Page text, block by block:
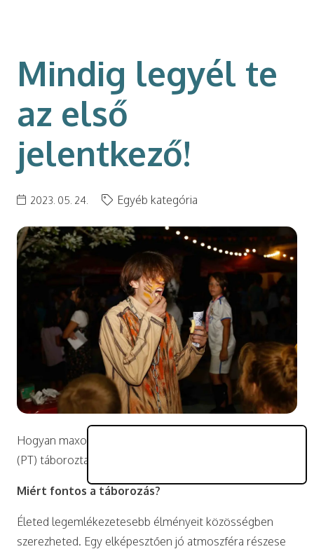
Mindig legyél te
az első
jelentkező!
2023. 05. 24. Egyéb kategória
Hogyan maxolhatod ki a táborozást? A
(PT) táboroztatója, Levi szerint megéri bátornak lenni.
Miért fontos a táborozás?
Életed legemlékezetesebb élményeit közösségben
szerezheted. Egy elképesztően jó atmoszféra részese